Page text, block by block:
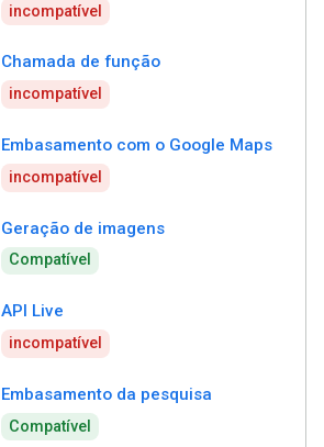
incompatível
Chamada de função
incompatível
Embasamento com o Google Maps
incompatível
Geração de imagens
Compatível
API Live
incompatível
Embasamento da pesquisa
Compatível